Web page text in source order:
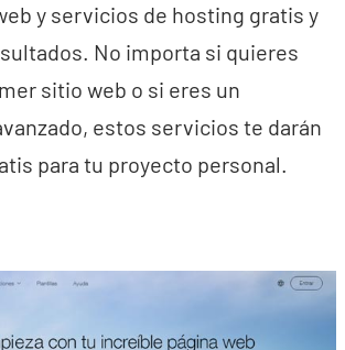
y servicios de hosting gratis y
No importa si quieres
sitio web o si eres un
estos servicios te darán
para tu proyecto personal.